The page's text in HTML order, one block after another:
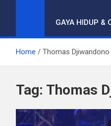
GAYA HIDUP &
Home Thomas Djiwandono
Tag: Thomas